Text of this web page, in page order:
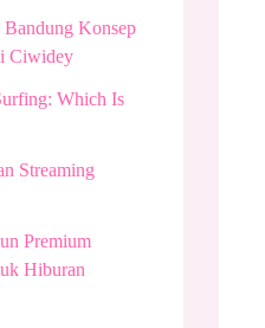
Bandung Konsep
Ciwidey
Which Is
Streaming
Premium
Hiburan